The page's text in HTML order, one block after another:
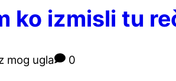
ko izmisli tu
mog ugla 0